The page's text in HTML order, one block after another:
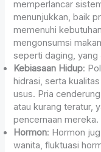
memperlancar
menunjukkan, baik
memenuhi
mengonsumsi
seperti daging, yang
Kebiasaan Hidup:
hidrasi, serta
usus. Pria
atau kurang teratur,
pencernaan mereka.
Hormon: Hormon
wanita, fluktuasi